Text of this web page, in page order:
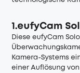
1.eufyCam
Diese eufyCam Solo
Kamera-Systems
einer Auflösung